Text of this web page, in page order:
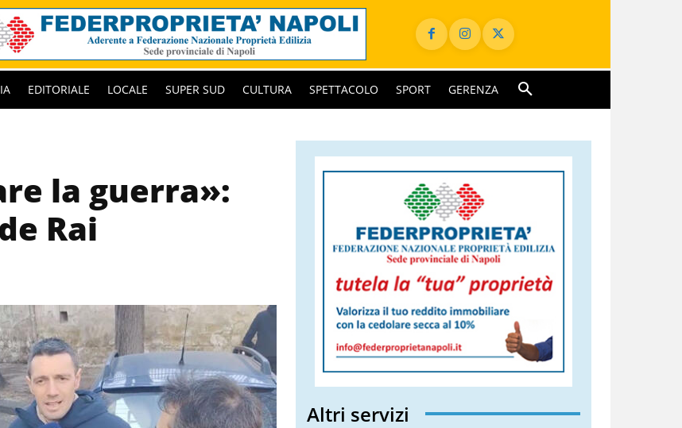
EDITORIALE LOCALE SUPER SUD CULTURA SPETTACOLO SPORT GERENZA
la guerra»:
Rai
Altri servizi